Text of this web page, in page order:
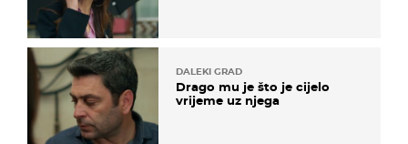
DALEKI GRAD
Drago mu je što je cijelo
vrijeme uz njega